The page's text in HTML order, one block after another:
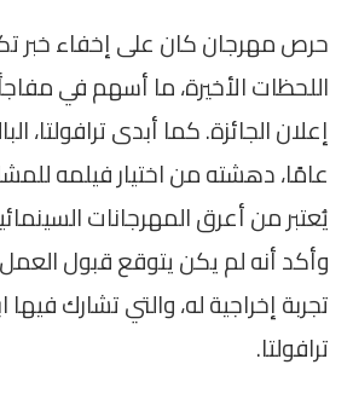
حرص مهرجان كان على إخفاء خبر
اللحظات الأخيرة، ما أسهم في
عامًا، دهشته من اختيار فيلمه
يُعتبر من أعرق المهرجانات
وأكد أنه لم يكن يتوقع قبول
تجربة إخراجية له، والتي تشارك فيها
ترافولتا.